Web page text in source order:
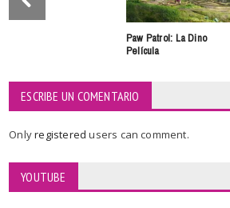
Paw Patrol: La Dino
Película
ESCRIBE UN COMENTARIO
Onlyregisteredusers can comment.
YOUTUBE